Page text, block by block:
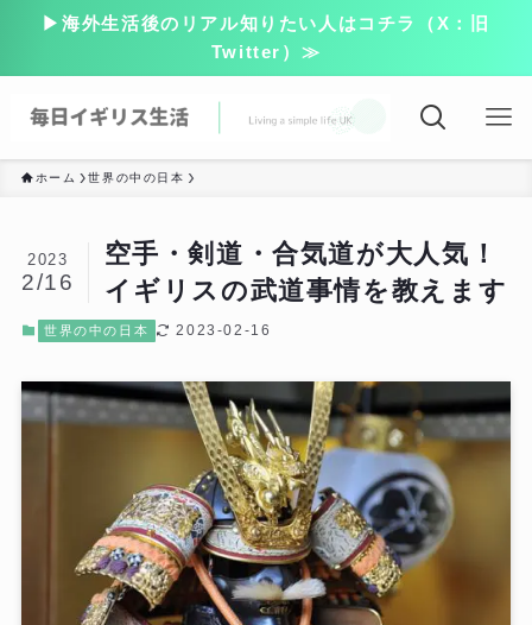
▶海外生活後のリアル知りたい人はコチラ（X：旧
Twitter）≫
ホーム 世界の中の日本
空手・剣道・合気道が大人気！
イギリスの武道事情を教えます
2023
2/16
世界の中の日本 2023-02-16